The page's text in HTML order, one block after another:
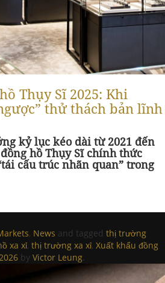
Thụy Sĩ 2025: Khi
thử thách bản lĩnh
kỷ lục kéo dài từ 2021 đến
hồ Thụy Sĩ chính thức
cấu trúc nhãn quan” trong
, News and tagged thị trường
xa xỉ, thị trường xa xỉ, Xuất khẩu đồng
by Victor Leung.